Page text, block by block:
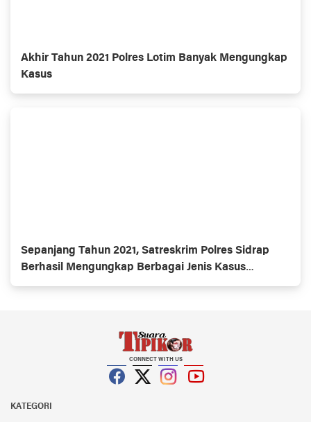
Akhir Tahun 2021 Polres Lotim Banyak Mengungkap
Kasus
Sepanjang Tahun 2021, Satreskrim Polres Sidrap
Berhasil Mengungkap Berbagai Jenis Kasus
Kejahatan
CONNECT WITH US
KATEGORI